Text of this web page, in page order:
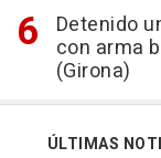
Detenido
con arma
(Girona)
ÚLTIMAS